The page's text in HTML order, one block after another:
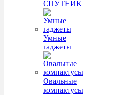
СПУТНИК
Умные
гаджеты
Овальные
компактусы